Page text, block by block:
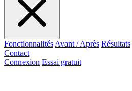
Fonctionnalités Avant / Après Résultats
Contact
Connexion Essai gratuit